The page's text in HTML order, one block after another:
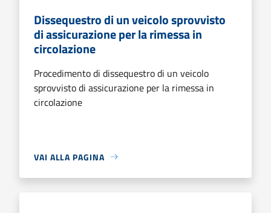
Dissequestro di un veicolo sprovvisto
di assicurazione per la rimessa in
circolazione
Procedimento di dissequestro di un veicolo
sprovvisto di assicurazione per la rimessa in
circolazione
VAI ALLA PAGINA